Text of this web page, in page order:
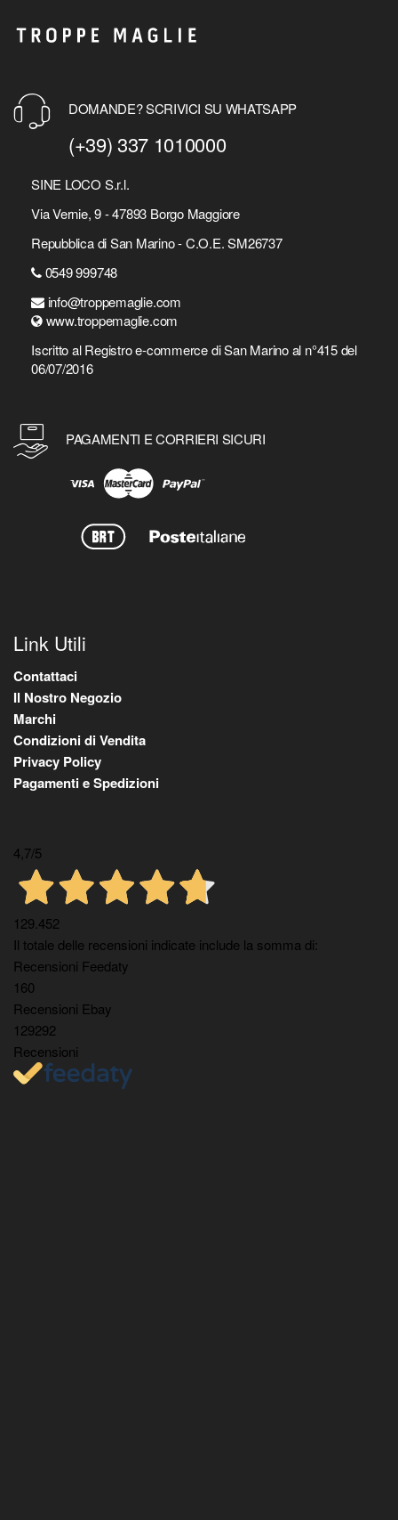
DOMANDE? SCRIVICI SU WHATSAPP
(+39) 337 1010000
SINE LOCO S.r.l.
Via Vernie, 9 - 47893 Borgo Maggiore
Repubblica di San Marino - C.O.E. SM26737
0549 999748
info@troppemaglie.com
www.troppemaglie.com
Iscritto al Registro e-commerce di San Marino al n°415 del
06/07/2016
PAGAMENTI E CORRIERI SICURI
Link Utili
Contattaci
Il Nostro Negozio
Marchi
Condizioni di Vendita
Privacy Policy
Pagamenti e Spedizioni
4,7/5
129.452
Il totale delle recensioni indicate include la somma di:
Recensioni Feedaty
160
Recensioni Ebay
129292
Recensioni